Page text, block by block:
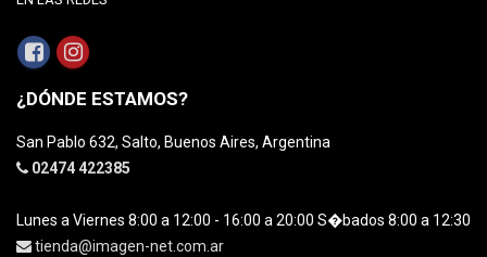
¿DÓNDE ESTAMOS?
San Pablo 632, Salto, Buenos Aires, Argentina
02474 422385
Lunes a Viernes 8:00 a 12:00 - 16:00 a 20:00 S�bados 8:00 a 12:30
tienda@imagen-net.com.ar